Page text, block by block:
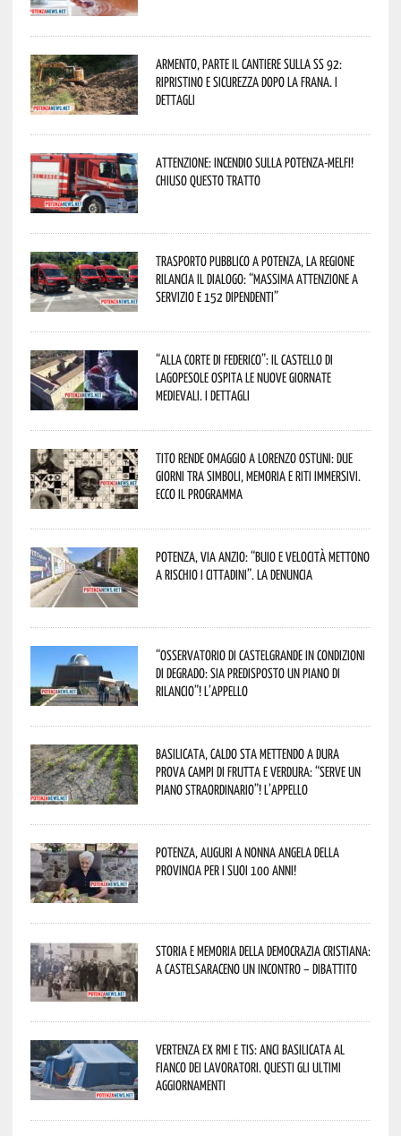
Armento, parte il cantiere sulla SS 92:
ripristino e sicurezza dopo la frana. I
dettagli
Attenzione: incendio sulla Potenza-Melfi!
Chiuso questo tratto
Trasporto pubblico a Potenza, la Regione
rilancia il dialogo: “Massima attenzione a
servizio e 152 dipendenti”
“Alla corte di Federico”: il Castello di
Lagopesole ospita le nuove Giornate
Medievali. I dettagli
Tito rende omaggio a Lorenzo Ostuni: due
giorni tra simboli, memoria e riti immersivi.
Ecco il programma
Potenza, Via Anzio: “Buio e velocità mettono
a rischio i cittadini”. La denuncia
“Osservatorio di Castelgrande in condizioni
di degrado: sia predisposto un piano di
rilancio”! L’appello
Basilicata, caldo sta mettendo a dura
prova campi di frutta e verdura: “Serve un
piano straordinario”! L’appello
Potenza, auguri a nonna Angela della
provincia per i suoi 100 anni!
Storia e memoria della Democrazia Cristiana:
a Castelsaraceno un incontro – dibattito
Vertenza ex RMI e TIS: ANCI Basilicata al
fianco dei lavoratori. Questi gli ultimi
aggiornamenti